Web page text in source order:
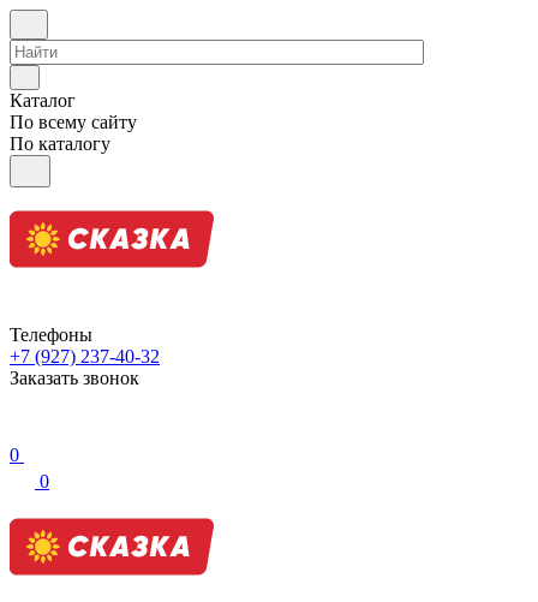
Каталог
По всему сайту
По каталогу
Телефоны
+7 (927) 237-40-32
Заказать звонок
0
0